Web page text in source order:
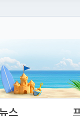
에서 도메인 주소를 확인
스